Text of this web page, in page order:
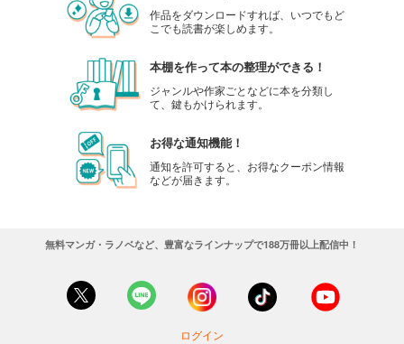
作品をダウンロードすれば、いつでもど
こでも読書が楽しめます。
本棚を作って本の整理ができる！
ジャンルや作家ごとなどに本を分類し
て、鍵もかけられます。
お得な通知機能！
通知を許可すると、お得なクーポン情報
などが届きます。
無料マンガ・ラノベなど、豊富なラインナップで188万冊以上配信中！
ログイン